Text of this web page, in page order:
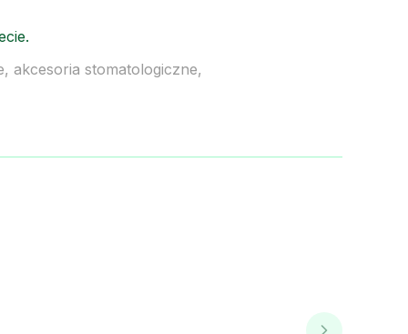
akcesoria stomatologiczne,